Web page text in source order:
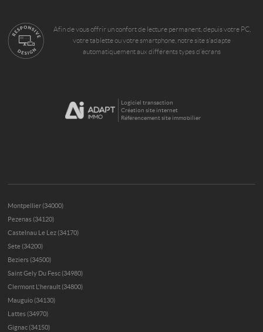
Afin de vous offrir un confort de lecture permanent, depuis votre PC,
votre tablette ou votre smartphone, notre site s’adapte
automatiquement aux différents types d'écrans
Logiciel transaction
Création site internet
Référencement site immobilier
Montpellier (34000)
Pezenas (34120)
Castelnau Le Lez (34170)
Sete (34200)
Beziers (34500)
Saint Gely Du Fesc (34980)
Clermont L'herault (34800)
Mauguio (34130)
Lattes (34970)
Gignac (34150)